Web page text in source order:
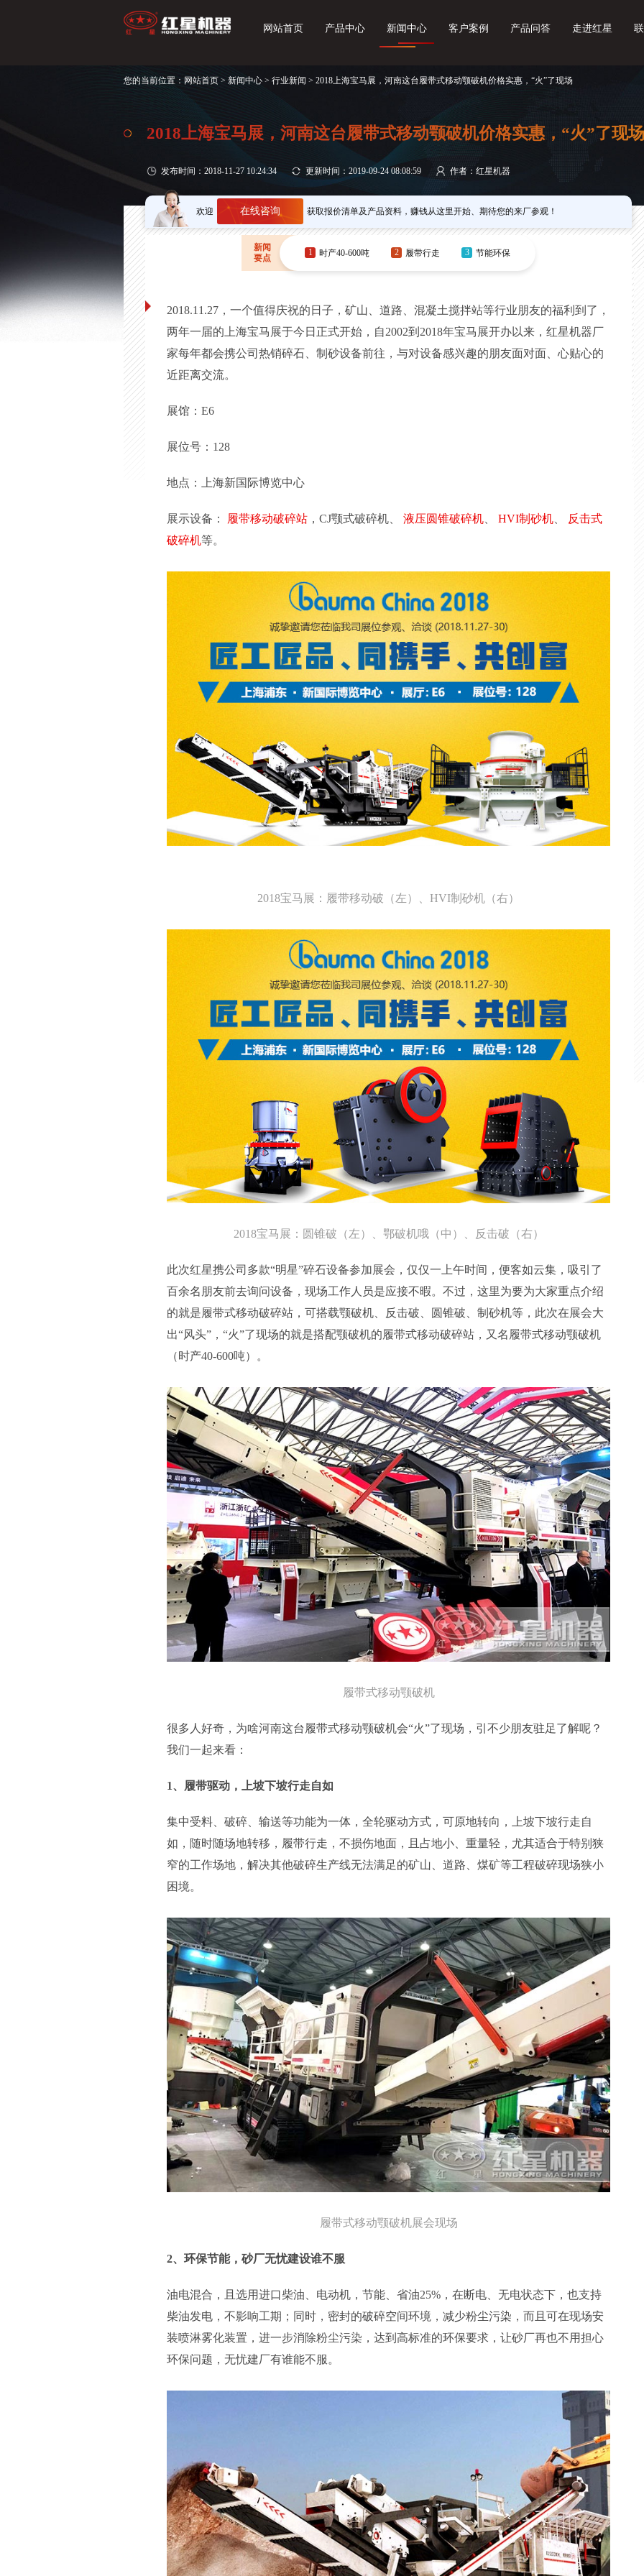
网站首页 产品中心 新闻中心 客户案例 产品问答 走进红星
您的当前位置： 网站首页 > 新闻中心 > 行业新闻 > 2018上海宝马展，河南这台履带式移动颚破机价格实惠，“火”了现场
2018上海宝马展，河南这台履带式移动颚破机价格实惠，“火”了现场
发布时间：2018-11-27 10:24:34 更新时间：2019-09-24 08:08:59 作者：红星机器
欢迎 在线咨询 获取报价清单及产品资料，赚钱从这里开始、期待您的来厂参观！
新闻
要点
1 时产40-600吨 2 履带行走 3 节能环保
2018.11.27，一个值得庆祝的日子，矿山、道路、混凝土搅拌站等行业朋友的福利到了，
两年一届的上海宝马展于今日正式开始，自2002到2018年宝马展开办以来，红星机器厂
家每年都会携公司热销碎石、制砂设备前往，与对设备感兴趣的朋友面对面、心贴心的
近距离交流。
展馆：E6
展位号：128
地点：上海新国际博览中心
展示设备： 履带移动破碎站 ，CJ颚式破碎机、 液压圆锥破碎机 HVI制砂机
反击式
破碎机等。
2018宝马展：履带移动破（左）、HVI制砂机（右）
2018宝马展：圆锥破（左）、鄂破机哦（中）、反击破（右）
此次红星携公司多款“明星”碎石设备参加展会，仅仅一上午时间，便客如云集，吸引了
百余名朋友前去询问设备，现场工作人员是应接不暇。不过，这里为要为大家重点介绍
的就是履带式移动破碎站，可搭载颚破机、反击破、圆锥破、制砂机等，此次在展会大
出“风头”，“火”了现场的就是搭配颚破机的履带式移动破碎站，又名履带式移动颚破机
（时产40-600吨）。
履带式移动颚破机
很多人好奇，为啥河南这台履带式移动颚破机会“火”了现场，引不少朋友驻足了解呢？
我们一起来看：
1、履带驱动，上坡下坡行走自如
集中受料、破碎、输送等功能为一体，全轮驱动方式，可原地转向，上坡下坡行走自
如，随时随场地转移，履带行走，不损伤地面，且占地小、重量轻，尤其适合于特别狭
窄的工作场地，解决其他破碎生产线无法满足的矿山、道路、煤矿等工程破碎现场狭小
困境。
履带式移动颚破机展会现场
2、环保节能，砂厂无忧建设谁不服
油电混合，且选用进口柴油、电动机，节能、省油25%，在断电、无电状态下，也支持
柴油发电，不影响工期；同时，密封的破碎空间环境，减少粉尘污染，而且可在现场安
装喷淋雾化装置，进一步消除粉尘污染，达到高标准的环保要求，让砂厂再也不用担心
环保问题，无忧建厂有谁能不服。